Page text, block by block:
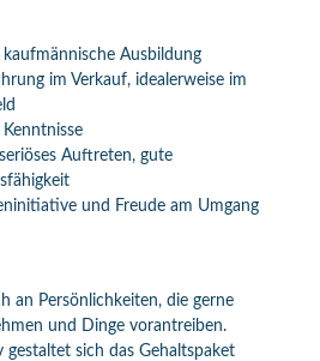
kaufmännische Ausbildung
im Verkauf, idealerweise im
Auftreten, gute
und Freude am Umgang
an Persönlichkeiten, die gerne
und Dinge vorantreiben.
sich das Gehaltspaket